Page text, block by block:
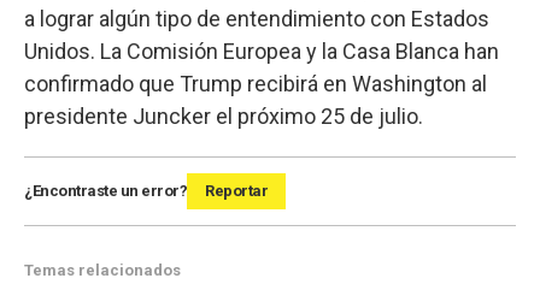
a lograr algún tipo de entendimiento con Estados
Unidos. La Comisión Europea y la Casa Blanca han
confirmado que Trump recibirá en Washington al
presidente Juncker el próximo 25 de julio.
¿Encontraste un error? Reportar
Temas relacionados